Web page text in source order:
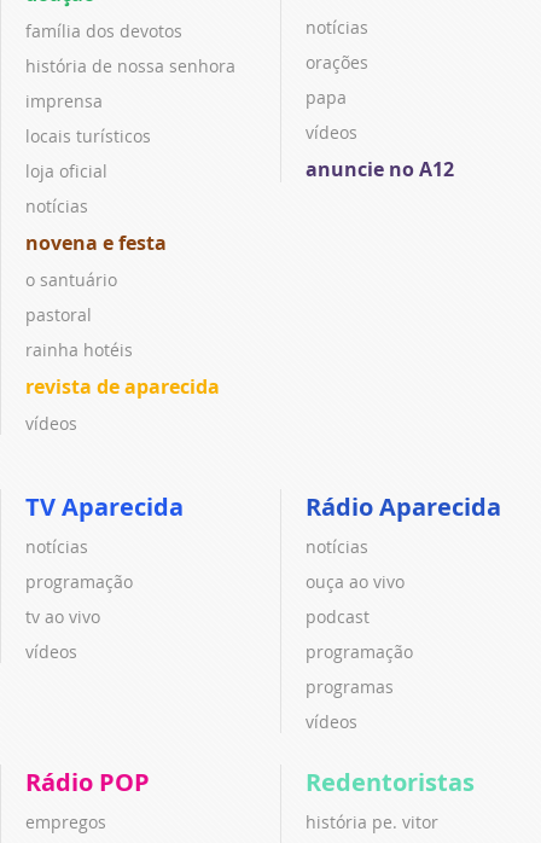
família dos devotos
história de nossa senhora
imprensa
locais turísticos
loja oficial
notícias
novena e festa
o santuário
pastoral
rainha hotéis
revista de aparecida
vídeos
notícias
orações
papa
vídeos
anuncie no A12
TV Aparecida
notícias
programação
tv ao vivo
vídeos
Rádio Aparecida
notícias
ouça ao vivo
podcast
programação
programas
vídeos
Rádio POP
empregos
Redentoristas
história pe. vitor